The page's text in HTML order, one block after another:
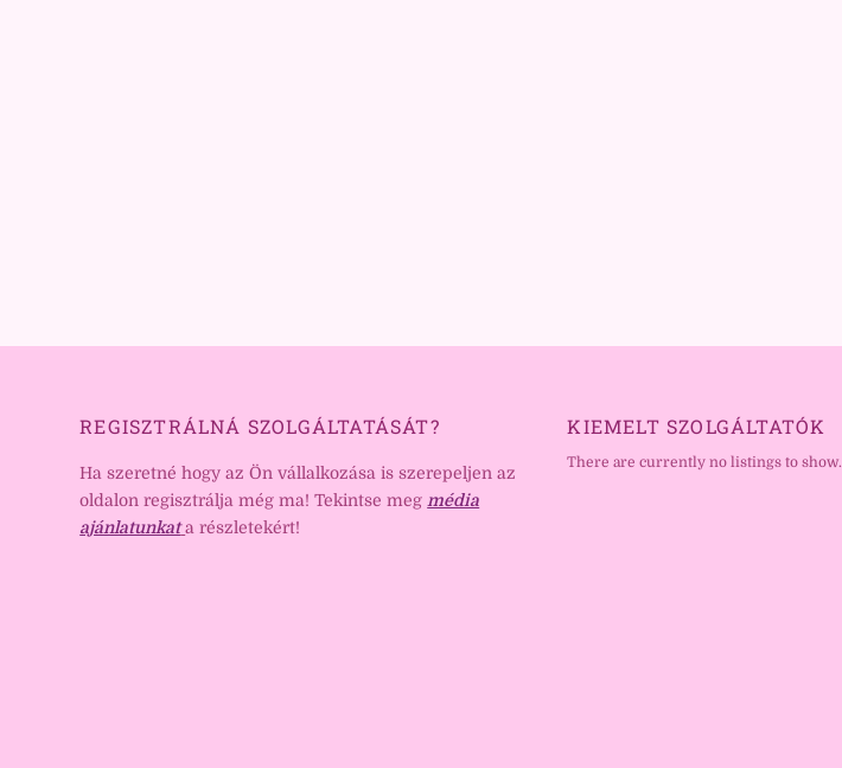
REGISZTRÁLNÁ SZOLGÁLTATÁSÁT?
Ha szeretné hogy az Ön vállalkozása is szerepeljen az
oldalon regisztrálja még ma! Tekintse meg média
ajánlatunkat a részletekért!
KIEMELT SZOLGÁLTATÓK
There are currently no listings to show.